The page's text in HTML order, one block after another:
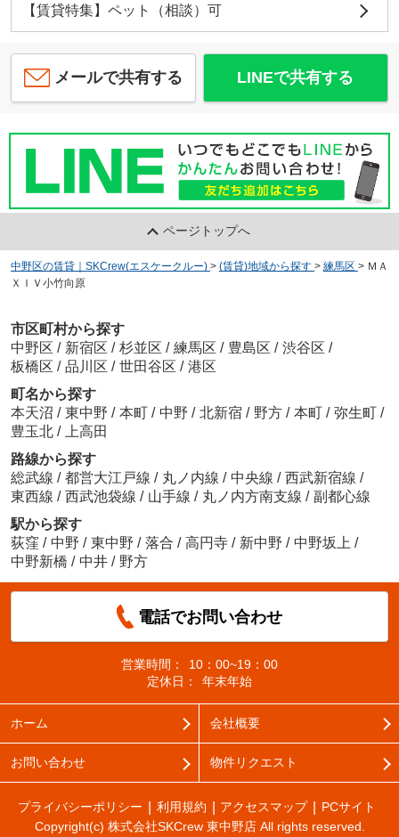
【賃貸特集】ペット（相談）可
メールで共有する LINEで共有する
ページトップへ
中野区の賃貸｜SKCrew(エスケークルー) > (賃貸)地域から探す > 練馬区 > ＭＡ
ＸＩＶ小竹向原
市区町村から探す
中野区 / 新宿区 / 杉並区 / 練馬区 / 豊島区 / 渋谷区 /
板橋区 / 品川区 / 世田谷区 / 港区
町名から探す
本天沼 / 東中野 / 本町 / 中野 / 北新宿 / 野方 / 本町 / 弥生町 /
豊玉北 /
上高田
路線から探す
総武線 / 都営大江戸線 / 丸ノ内線 / 中央線 / 西武新宿線 /
東西線 / 西武池袋線 / 山手線 / 丸ノ内方南支線 / 副都心線
駅から探す
荻窪 / 中野 / 東中野 / 落合 / 高円寺 / 新中野 / 中野坂上 /
中野新橋 / 中井 / 野方
電話でお問い合わせ
営業時間：
10：00~19：00
定休日：
年末年始
ホーム 会社概要
お問い合わせ 物件リクエスト
プライバシーポリシー 利用規約 アクセスマップ
PCサイト
Copyright(c) 株式会社SKCrew 東中野店 All rights reserved.